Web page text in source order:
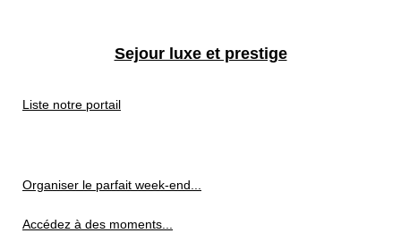
Sejour luxe et prestige
Liste notre portail
Organiser le parfait week-end...
Accédez à des moments...